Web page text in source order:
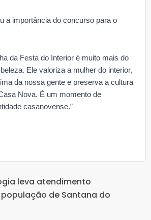
a importância do concurso para o
da Festa do Interior é muito mais do
Ele valoriza a mulher do interior,
da nossa gente e preserva a cultura
Nova. É um momento de
casanovense.”
leva atendimento
de Santana do